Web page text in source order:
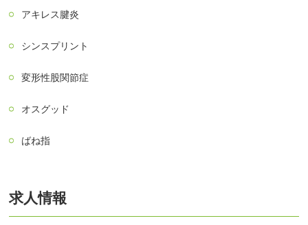
アキレス腱炎
シンスプリント
変形性股関節症
オスグッド
ばね指
求人情報